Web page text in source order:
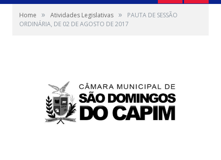
Home » Atividades Legislativas »
PAUTA DE SESSÃO
ORDINÁRIA, DE 02 DE AGOSTO DE 2017